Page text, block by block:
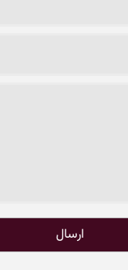
ارسال